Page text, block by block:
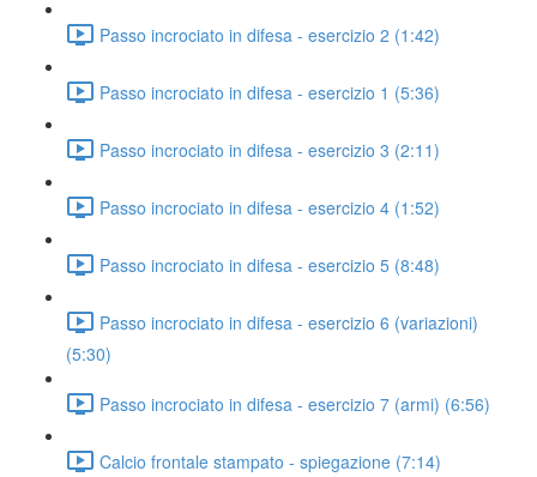
Passo incrociato in difesa - esercizio 2 (1:42)
Passo incrociato in difesa - esercizio 1 (5:36)
Passo incrociato in difesa - esercizio 3 (2:11)
Passo incrociato in difesa - esercizio 4 (1:52)
Passo incrociato in difesa - esercizio 5 (8:48)
Passo incrociato in difesa - esercizio 6 (variazioni)
(5:30)
Passo incrociato in difesa - esercizio 7 (armi) (6:56)
Calcio frontale stampato - spiegazione (7:14)